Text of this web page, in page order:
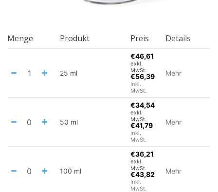
Menge Produkt Preis Details
25 ml
€46,61
exkl.
MwSt.
€56,39
Inkl.
MwSt.
Mehr
50 ml
€34,54
exkl.
MwSt.
€41,79
Inkl.
MwSt.
Mehr
100 ml
€36,21
exkl.
MwSt.
€43,82
Inkl.
MwSt.
Mehr